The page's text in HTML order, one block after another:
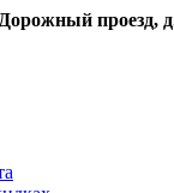
проезд,